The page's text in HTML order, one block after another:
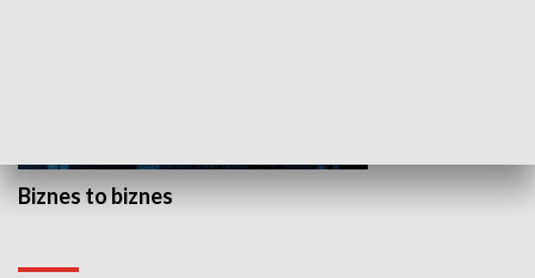
Biznes to biznes